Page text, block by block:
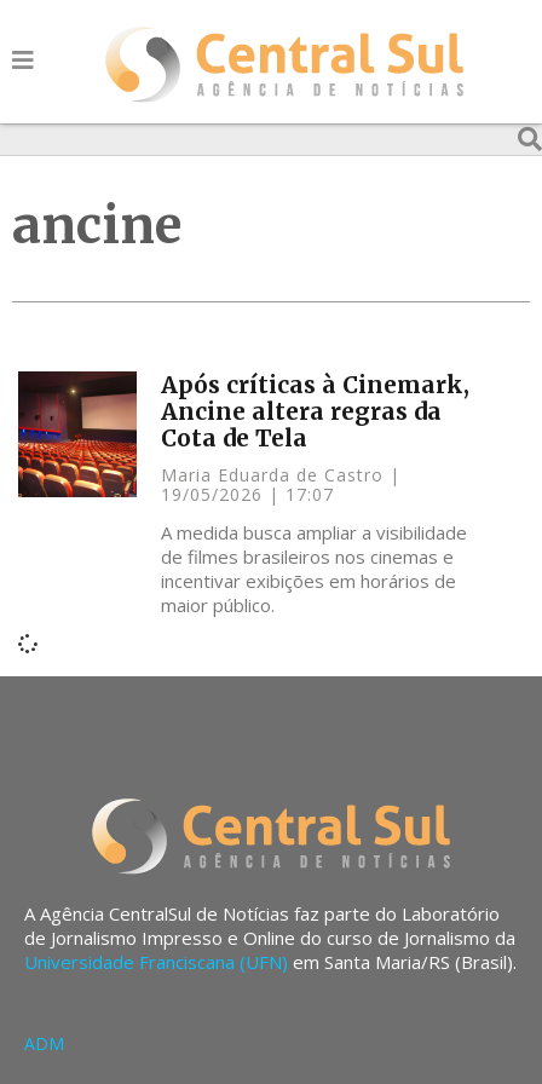
ancine
Após críticas à Cinemark,
Ancine altera regras da
Cota de Tela
Maria Eduarda de Castro
19/05/2026
17:07
A medida busca ampliar a visibilidade
de filmes brasileiros nos cinemas e
incentivar exibições em horários de
maior público.
A Agência CentralSul de Notícias faz parte do Laboratório
de Jornalismo Impresso e Online do curso de Jornalismo da
Universidade Franciscana (UFN) em Santa Maria/RS (Brasil).
ADM